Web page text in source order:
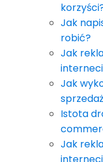
Jak
robić?
Jak
Jak
Istota
Jak